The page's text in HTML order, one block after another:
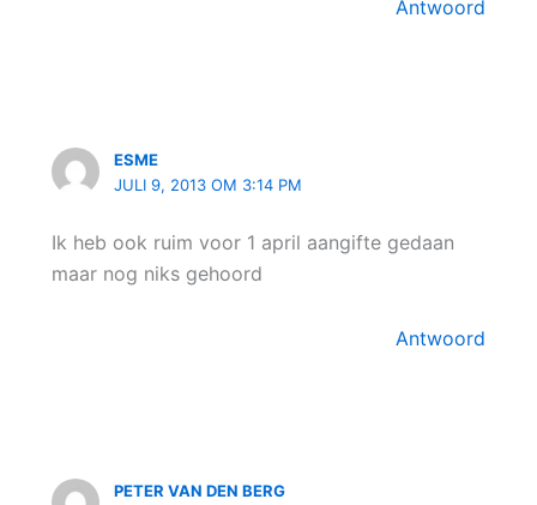
Antwoord
ESME
JULI 9, 2013 OM 3:14 PM
Ik heb ook ruim voor 1 april aangifte gedaan
maar nog niks gehoord
Antwoord
PETER VAN DEN BERG